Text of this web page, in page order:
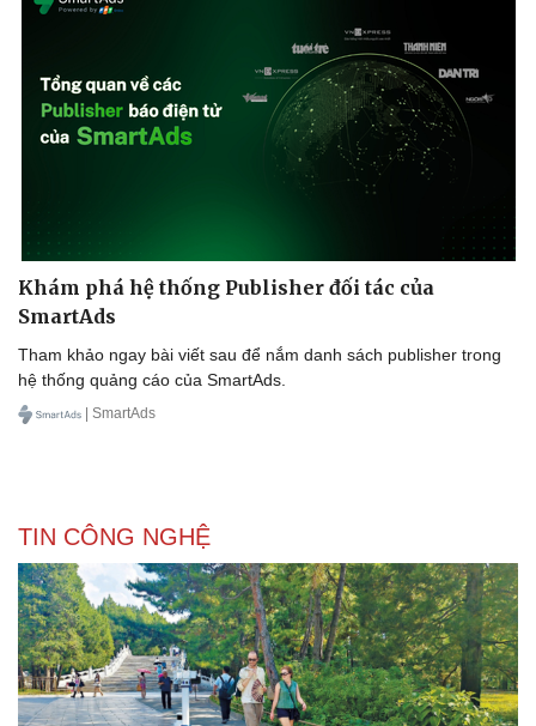
Doanh nghiệp
Thông tin doanh nghiệp
Công nghệ
Sành điệu
Tin Công nghệ
Trải nghiệm
Khám phá hệ thống Publisher đối tác của
SmartAds
Tham khảo ngay bài viết sau để nắm danh sách publisher trong
hệ thống quảng cáo của SmartAds.
| SmartAds
TIN CÔNG NGHỆ